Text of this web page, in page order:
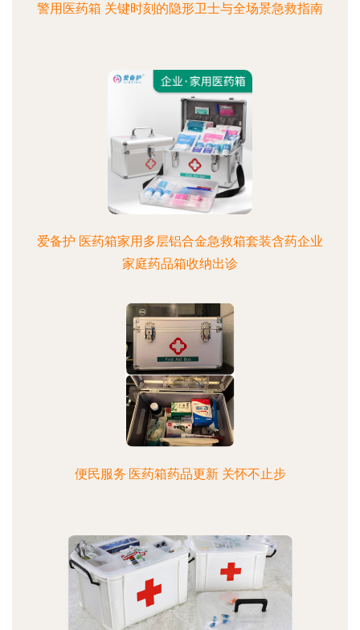
警用医药箱 关键时刻的隐形卫士与全场景急救指南
爱备护 医药箱家用多层铝合金急救箱套装含药企业
家庭药品箱收纳出诊
便民服务·医药箱药品更新 关怀不止步